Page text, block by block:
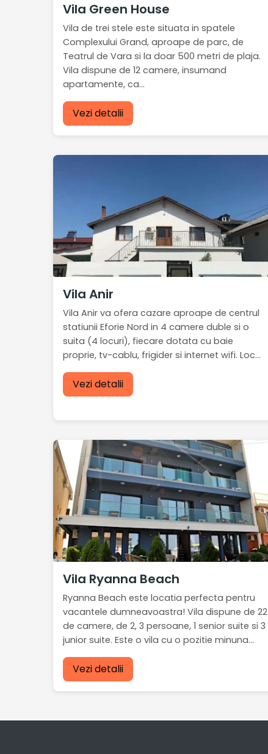
Vila Green House
Vila de trei stele este situata in spatele
Complexului Grand, aproape de parc, de
Teatrul de Vara si la doar 500 metri de plaja.
Vila dispune de 12 camere, insumand
apartamente, ca...
Vezi detalii
Vila Anir
Vila Anir va ofera cazare aproape de centrul
statiunii Eforie Nord in 4 camere duble si o
suita (4 locuri), fiecare dotata cu baie
proprie, tv-cablu, frigider si internet wifi. Loc...
Vezi detalii
Vila Ryanna Beach
Ryanna Beach este locatia perfecta pentru
vacantele dumneavoastra! Vila dispune de 22
de camere, de 2, 3 persoane, 1 senior suite si 3
junior suite. Este o vila cu o pozitie minuna...
Vezi detalii